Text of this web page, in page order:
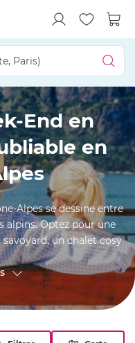
End en
en
Alpes se dessine entre
alpins. Optez pour une
un chalet cosy
un igloo scintillant à
Chamonix aux vignobles
promet complicité et
unique, entre spa
au bord du lac